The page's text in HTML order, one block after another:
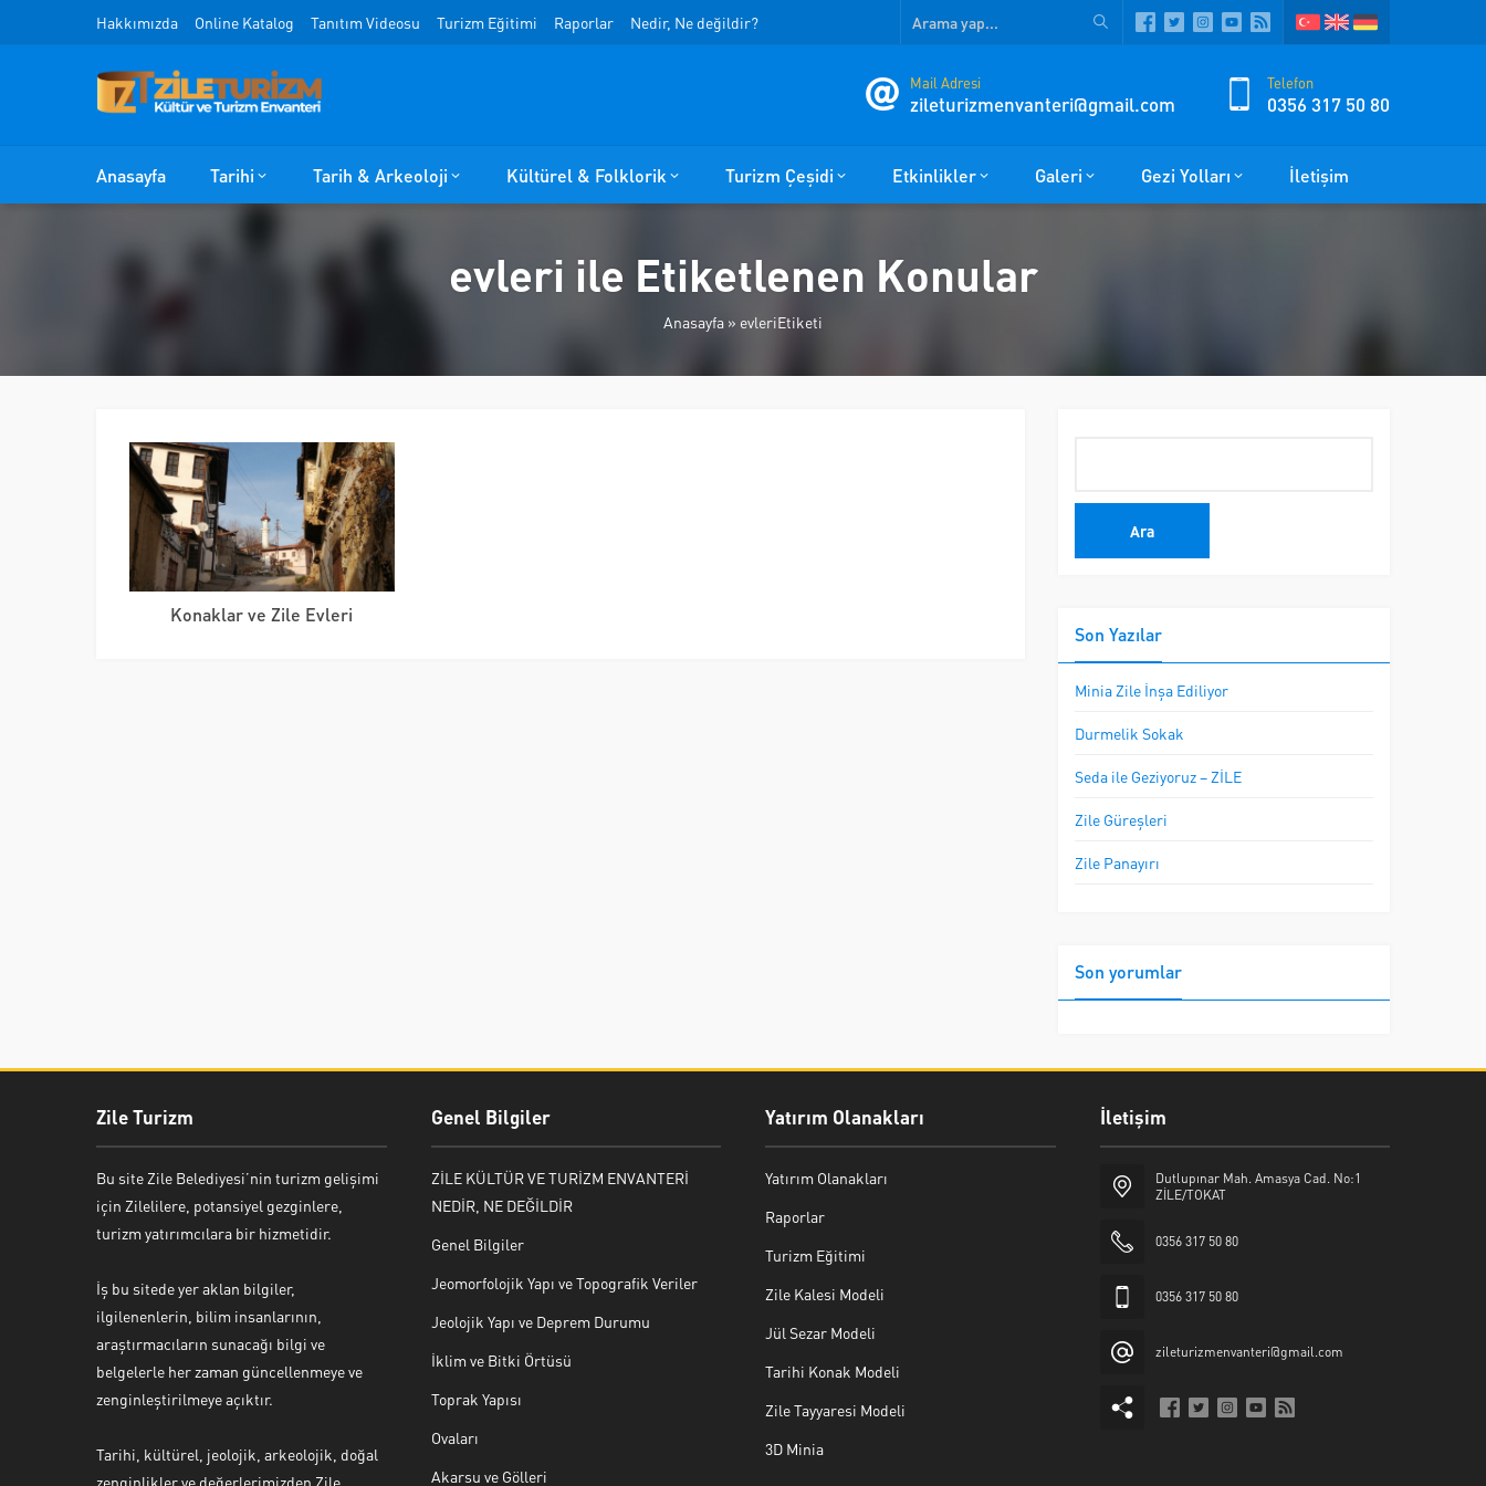
Hakkımızda Online Katalog Tanıtım Videosu Turizm Eğitimi Raporlar Nedir, Ne değildir?
Mail Adresi
zileturizmenvanteri@gmail.com
Telefon
0356 317 50 80
Anasayfa Tarihi Tarih & Arkeoloji Kültürel & Folklorik Turizm Çeşidi Etkinlikler Galeri Gezi Yolları İletişim
evleri ile Etiketlenen Konular
Anasayfa » evleriEtiketi
Konaklar ve Zile Evleri
Son Yazılar
Minia Zile İnşa Ediliyor
Durmelik Sokak
Seda ile Geziyoruz – ZİLE
Zile Güreşleri
Zile Panayırı
Son yorumlar
Zile Turizm
Bu site Zile Belediyesi’nin turizm gelişimi
için Zilelilere, potansiyel gezginlere,
turizm yatırımcılara bir hizmetidir.
İş bu sitede yer aklan bilgiler,
ilgilenenlerin, bilim insanlarının,
araştırmacıların sunacağı bilgi ve
belgelerle her zaman güncellenmeye ve
zenginleştirilmeye açıktır.
Tarihi, kültürel, jeolojik, arkeolojik, doğal
zenginlikler ve değerlerimizden Zile
Genel Bilgiler
ZİLE KÜLTÜR VE TURİZM ENVANTERİ
NEDİR, NE DEĞİLDİR
Genel Bilgiler
Jeomorfolojik Yapı ve Topografik Veriler
Jeolojik Yapı ve Deprem Durumu
İklim ve Bitki Örtüsü
Toprak Yapısı
Ovaları
Akarsu ve Gölleri
Yatırım Olanakları
Yatırım Olanakları
Raporlar
Turizm Eğitimi
Zile Kalesi Modeli
Jül Sezar Modeli
Tarihi Konak Modeli
Zile Tayyaresi Modeli
3D Minia
İletişim
Dutlupınar Mah. Amasya Cad. No:1
ZİLE/TOKAT
0356 317 50 80
0356 317 50 80
zileturizmenvanteri@gmail.com